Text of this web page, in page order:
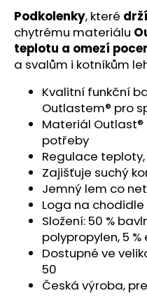
Podkolenky, které
chytrému materiálu
teplotu a omezí
a svalům i kotníkům
Kvalitní funkční
Outlastem® pro
Materiál
potřeby
Regulace
Zajišťuje suchý
Jemný lem co
Loga na chodidle
Složení: 50 %
polypropylen, 5
Dostupné ve
50
Česká výroba,
o
p
o
r
u
ŠORTKY
HIGH
DÁMSKÉ
TENKÉ
OUTLAST®
ČERNÁ